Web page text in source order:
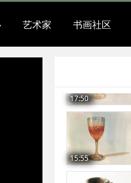
艺术家 书画社区
17:50
15:55